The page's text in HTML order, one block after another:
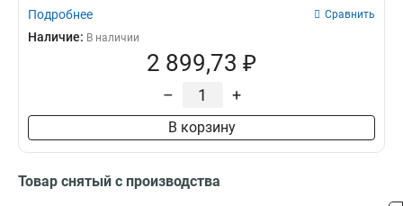
Подробнее Сравнить
Наличие: В наличии
2 899,73 ₽
– +
В корзину
Товар снятый с производства